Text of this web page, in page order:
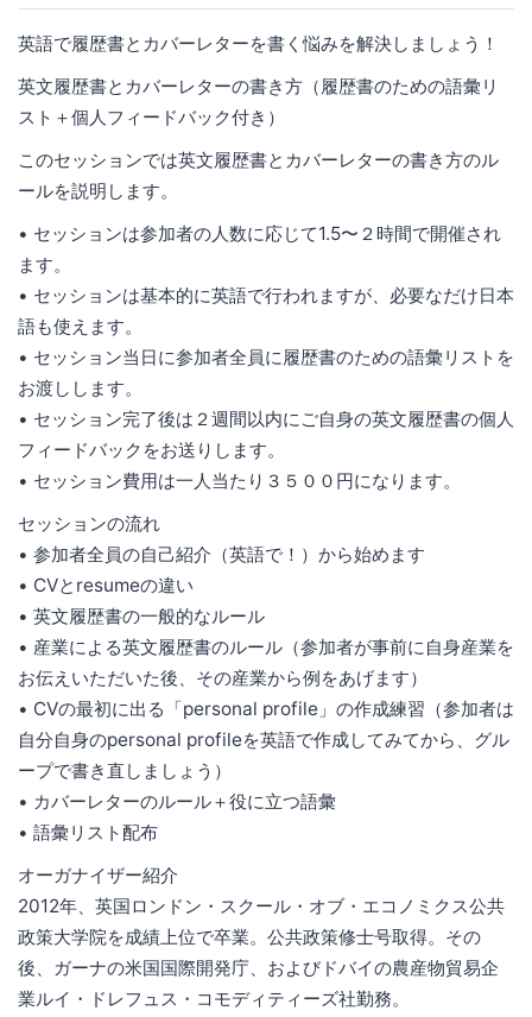
英語で履歴書とカバーレターを書く悩みを解決しましょう！
英文履歴書とカバーレターの書き方（履歴書のための語彙リ
スト＋個人フィードバック付き）
このセッションでは英文履歴書とカバーレターの書き方のル
ールを説明します。
• セッションは参加者の人数に応じて1.5〜２時間で開催され
ます。
• セッションは基本的に英語で行われますが、必要なだけ日本
語も使えます。
• セッション当日に参加者全員に履歴書のための語彙リストを
お渡しします。
• セッション完了後は２週間以内にご自身の英文履歴書の個人
フィードバックをお送りします。
• セッション費用は一人当たり３５００円になります。
セッションの流れ
• 参加者全員の自己紹介（英語で！）から始めます
• CVとresumeの違い
• 英文履歴書の一般的なルール
• 産業による英文履歴書のルール（参加者が事前に自身産業を
お伝えいただいた後、その産業から例をあげます）
• CVの最初に出る「personal profile」の作成練習（参加者は
自分自身のpersonal profileを英語で作成してみてから、グル
ープで書き直しましょう）
• カバーレターのルール＋役に立つ語彙
• 語彙リスト配布
オーガナイザー紹介
2012年、英国ロンドン・スクール・オブ・エコノミクス公共
政策大学院を成績上位で卒業。公共政策修士号取得。その
後、ガーナの米国国際開発庁、およびドバイの農産物貿易企
業ルイ・ドレフュス・コモディティーズ社勤務。